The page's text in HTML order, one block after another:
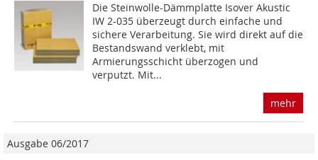
Die Steinwolle-Dämmplatte Isover Akustic
IW 2-035 überzeugt durch einfache und
sichere Verarbeitung. Sie wird direkt auf die
Bestandswand verklebt, mit
Armierungsschicht überzogen und
verputzt. Mit...
mehr
Ausgabe 06/2017